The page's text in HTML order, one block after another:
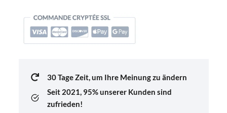
Hydroalcoolique
Cactus
30 Tage Zeit, um Ihre Meinung zu ändern
Seit 2021, 95% unserer Kunden sind
zufrieden!